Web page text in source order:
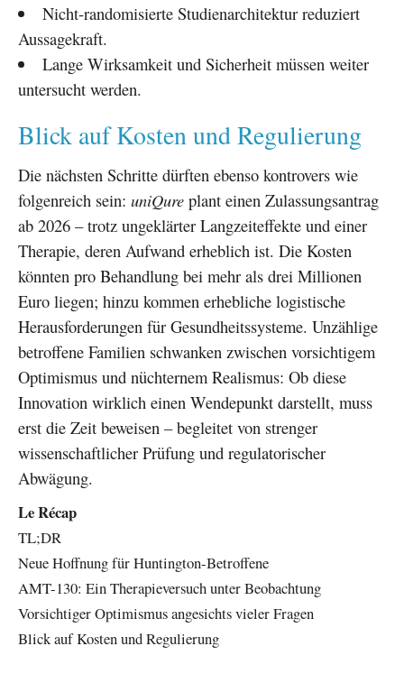
Nicht-randomisierte Studienarchitektur reduziert
Aussagekraft.
Lange Wirksamkeit und Sicherheit müssen weiter
untersucht werden.
Blick auf Kosten und Regulierung
Die nächsten Schritte dürften ebenso kontrovers wie
folgenreich sein: uniQure plant einen Zulassungsantrag
ab 2026 – trotz ungeklärter Langzeiteffekte und einer
Therapie, deren Aufwand erheblich ist. Die Kosten
könnten pro Behandlung bei mehr als drei Millionen
Euro liegen; hinzu kommen erhebliche logistische
Herausforderungen für Gesundheitssysteme. Unzählige
betroffene Familien schwanken zwischen vorsichtigem
Optimismus und nüchternem Realismus: Ob diese
Innovation wirklich einen Wendepunkt darstellt, muss
erst die Zeit beweisen – begleitet von strenger
wissenschaftlicher Prüfung und regulatorischer
Abwägung.
Le Récap
TL;DR
Neue Hoffnung für Huntington-Betroffene
AMT-130: Ein Therapieversuch unter Beobachtung
Vorsichtiger Optimismus angesichts vieler Fragen
Blick auf Kosten und Regulierung